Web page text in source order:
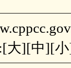
大][中][小